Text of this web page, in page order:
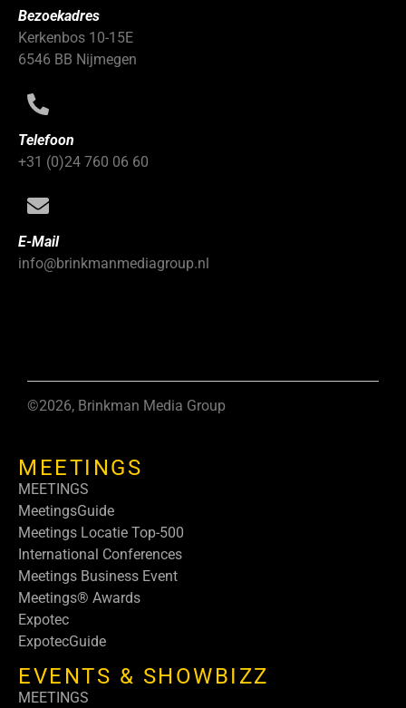
Bezoekadres
Kerkenbos 10-15E
6546 BB Nijmegen
Telefoon
+31 (0)24 760 06 60
E-Mail
info@brinkmanmediagroup.nl
©2026, Brinkman Media Group
MEETINGS
MEETINGS
MeetingsGuide
Meetings Locatie Top-500
International Conferences
Meetings Business Event
Meetings® Awards
Expotec
ExpotecGuide
EVENTS & SHOWBIZZ
MEETINGS